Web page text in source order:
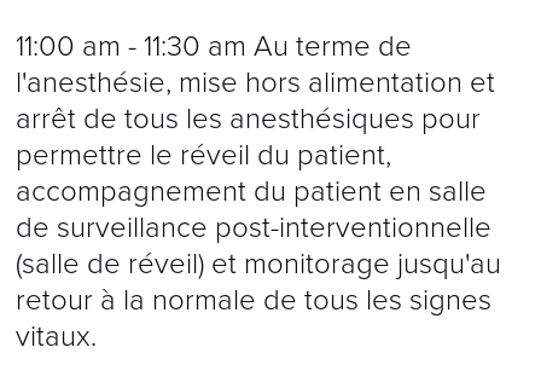
11:00 am - 11:30 am Au terme de
l'anesthésie, mise hors alimentation et
arrêt de tous les anesthésiques pour
permettre le réveil du patient,
accompagnement du patient en salle
de surveillance post-interventionnelle
(salle de réveil) et monitorage jusqu'au
retour à la normale de tous les signes
vitaux.